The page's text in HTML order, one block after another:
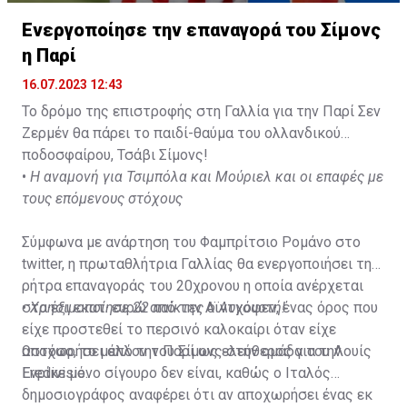
Ενεργοποίησε την επαναγορά του Σίμονς
η Παρί
16.07.2023 12:43
Το δρόμο της επιστροφής στη Γαλλία για την Παρί Σεν
Ζερμέν θα πάρει το παιδί-θαύμα του ολλανδικού
ποδοσφαίρου, Τσάβι Σίμονς!
• Η αναμονή για Τσιμπόλα και Μούριελ και οι επαφές με
τους επόμενους στόχους
Σύμφωνα με ανάρτηση του Φαμπρίτσιο Ρομάνο στο
twitter, η πρωταθλήτρια Γαλλίας θα ενεργοποιήσει τη
ρήτρα επαναγοράς του 20χρονου η οποία ανέρχεται
στα έξι εκατ. ευρώ από την Αϊντχόφεν, ένας όρος που
είχε προστεθεί το περσινό καλοκαίρι όταν είχε
αποχωρήσει από την Παρί ως ελεύθερος για την
Eredivisie.
•Χρησιμοποίησε 22 παίκτες ο Αυγουστή!
Ωστόσο, το μέλλον του Σίμονς στην ομάδα του Λουίς
Ενρίκε μόνο σίγουρο δεν είναι, καθώς ο Ιταλός
δημοσιογράφος αναφέρει ότι αν αποχωρήσει ένας εκ